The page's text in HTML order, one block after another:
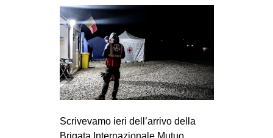
Scrivevamo ieri dell’arrivo della
Brigata Internazionale Mutuo